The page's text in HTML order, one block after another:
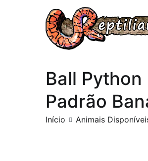
Ball
Padrão
Início Animais